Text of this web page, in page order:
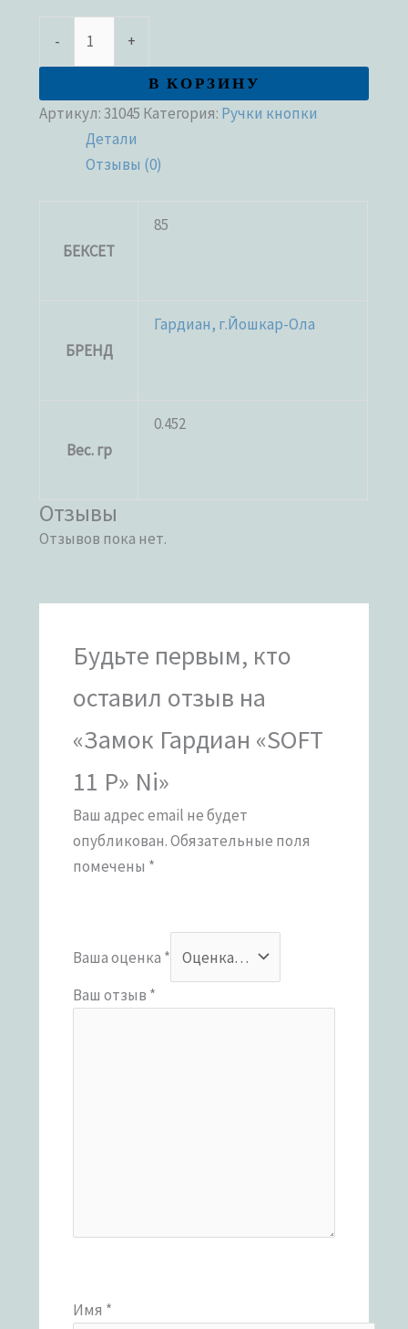
- +
В КОРЗИНУ
Артикул:31045 Категория: Ручки кнопки
Детали
Отзывы (0)
БЕКСЕТ
85
БРЕНД
Гардиан, г.Йошкар-Ола
Вес. гр
0.452
Отзывы
Отзывов пока нет.
Будьте первым, кто
оставил отзыв на
«Замок Гардиан «SOFT
11 Р» Ni»
Ваш адрес email не будет
опубликован.Обязательные поля
помечены *
Ваша оценка *
Ваш отзыв *
Имя *